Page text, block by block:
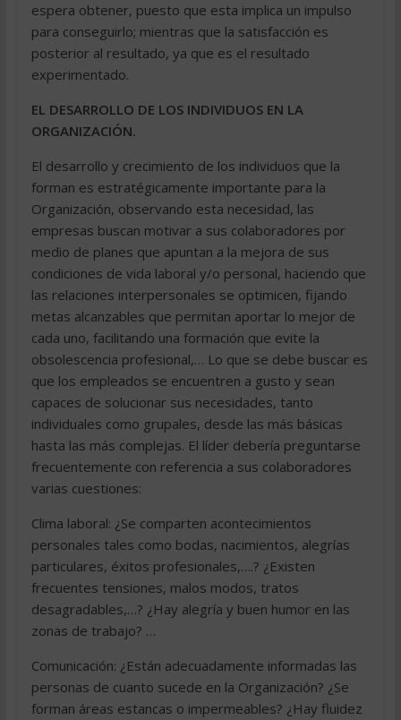
espera obtener, puesto que esta implica un impulso
para conseguirlo; mientras que la satisfacción es
posterior al resultado, ya que es el resultado
experimentado.
EL DESARROLLO DE LOS INDIVIDUOS EN LA
ORGANIZACIÓN.
El desarrollo y crecimiento de los individuos que la
forman es estratégicamente importante para la
Organización, observando esta necesidad, las
empresas buscan motivar a sus colaboradores por
medio de planes que apuntan a la mejora de sus
condiciones de vida laboral y/o personal, haciendo que
las relaciones interpersonales se optimicen, fijando
metas alcanzables que permitan aportar lo mejor de
cada uno, facilitando una formación que evite la
obsolescencia profesional,… Lo que se debe buscar es
que los empleados se encuentren a gusto y sean
capaces de solucionar sus necesidades, tanto
individuales como grupales, desde las más básicas
hasta las más complejas. El líder debería preguntarse
frecuentemente con referencia a sus colaboradores
varias cuestiones:
Clima laboral: ¿Se comparten acontecimientos
personales tales como bodas, nacimientos, alegrías
particulares, éxitos profesionales,….? ¿Existen
frecuentes tensiones, malos modos, tratos
desagradables,…? ¿Hay alegría y buen humor en las
zonas de trabajo? …
Comunicación: ¿Están adecuadamente informadas las
personas de cuanto sucede en la Organización? ¿Se
forman áreas estancas o impermeables? ¿Hay fluidez